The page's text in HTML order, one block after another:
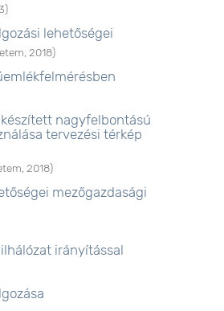
)
lehetőségei
2018)
nagyfelbontású
tervezési térkép
2018)
mezőgazdasági
irányítással